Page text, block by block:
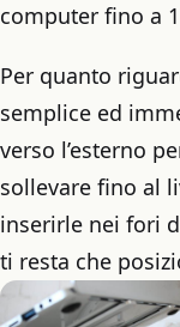
computer fino a
Per quanto
semplice ed
verso l’esterno
sollevare fino al
inserirle nei fori
ti resta che